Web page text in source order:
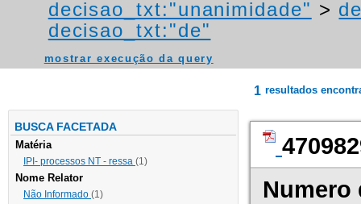
decisao_txt:"unanimidade" >
decisao_txt:"de"
mostrar execução da query
BUSCA FACETADA
Matéria
IPI- processos NT - ressa (1)
Nome Relator
Não Informado (1)
1 resultados
Numero